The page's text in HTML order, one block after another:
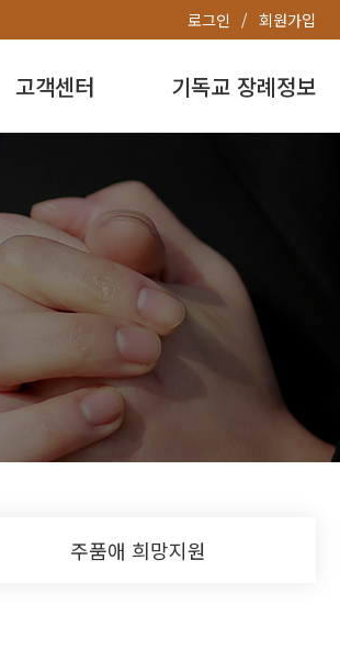
로그인 회원가입
고객센터 기독교 장례정보
주품애 희망지원